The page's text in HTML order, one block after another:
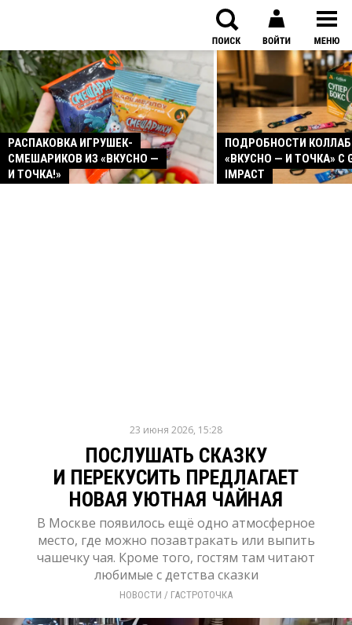
РАСПАКОВКА ИГРУШЕК-
СМЕШАРИКОВ ИЗ «ВКУСНО —
И ТОЧКА!»
ПОДРОБНОСТИ
«ВКУСНО — И ТОЧКА» С
IMPACT
23 июня 2026, 15:28
ПОСЛУШАТЬ СКАЗКУ
И ПЕРЕКУСИТЬ ПРЕДЛАГАЕТ
НОВАЯ УЮТНАЯ ЧАЙНАЯ
В Москве появилось ещё одно атмосферное
место, где можно позавтракать или выпить
чашечку чая. Кроме того, гостям там читают
любимые с детства сказки
НОВОСТИ / ГАСТРОТОЧКА